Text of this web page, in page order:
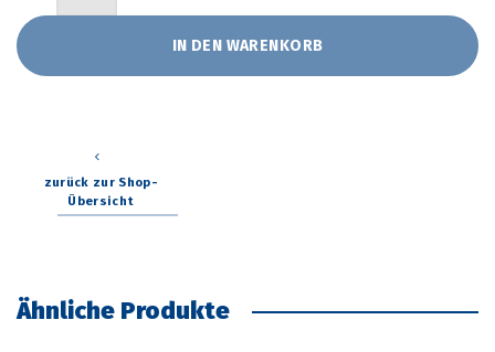
IN DEN WARENKORB
zurück zur Shop-
Übersicht
Ähnliche Produkte